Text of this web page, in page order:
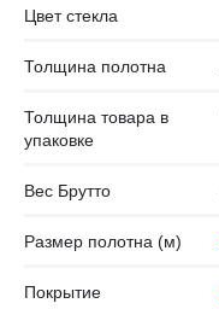
Цвет стекла
Толщина полотна
Толщина товара в
упаковке
Вес Брутто
Размер полотна (м)
Покрытие